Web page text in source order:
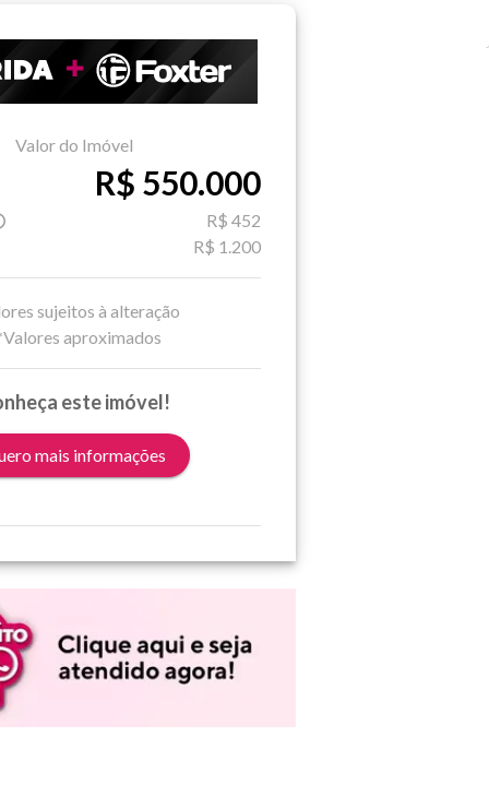
Valor do Imóvel
R$ 550.000
R$ 452
R$ 1.200
sujeitos à alteração
aproximados
este imóvel!
mais informações